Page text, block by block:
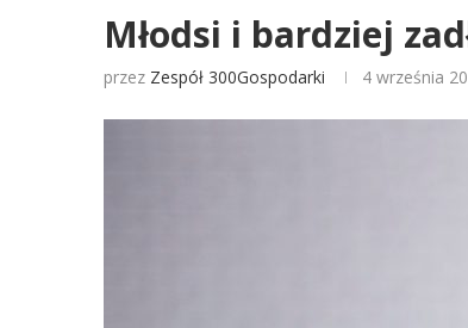
Młodsi i bardziej
przez Zespół 300Gospodarki 4 września